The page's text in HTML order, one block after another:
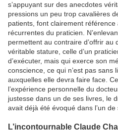
s’appuyant sur des anecdotes
pressions un peu trop cavalières
patients, font clairement
récurrentes du praticien.
permettent au contraire d’offrir
véritable stature, celle d’un
d’exécuter, mais qui exerce son
conscience, ce qui n’est pas sans
auxquelles elle devra faire face.
l’expérience personnelle du
justesse dans un de ses livres, le
avait déjà été évoqué dans l’un
L’incontournable Claude